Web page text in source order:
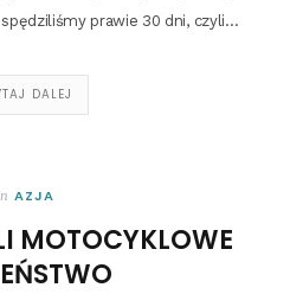
pra­wie 30 dni, czyli…
DALEJ
AZJA
MOTOCYKLOWE